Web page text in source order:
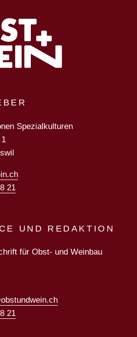
Spezialkulturen
21
UND REDAKTION
für Obst- und Weinbau
21